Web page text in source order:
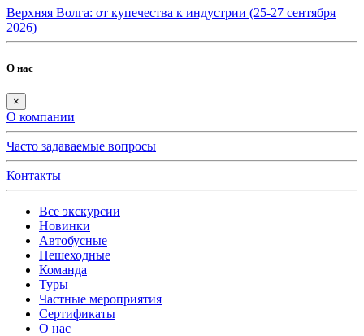
Верхняя Волга: от купечества к индустрии (25-27 сентября
2026)
О нас
×
О компании
Часто задаваемые вопросы
Контакты
Все экскурсии
Новинки
Автобусные
Пешеходные
Команда
Туры
Частные мероприятия
Сертификаты
О нас